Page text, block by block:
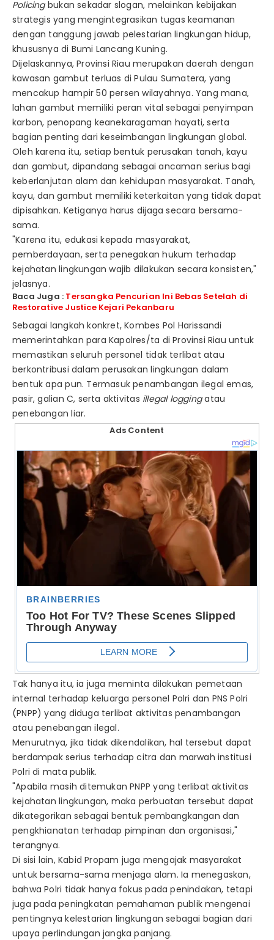
Policingbukan sekadar slogan, melainkan kebijakan
strategis yang mengintegrasikan tugas keamanan
dengan tanggung jawab pelestarian lingkungan hidup,
khususnya di Bumi Lancang Kuning.
Dijelaskannya, Provinsi Riau merupakan daerah dengan
kawasan gambut terluas di Pulau Sumatera, yang
mencakup hampir 50 persen wilayahnya. Yang mana,
lahan gambut memiliki peran vital sebagai penyimpan
karbon, penopang keanekaragaman hayati, serta
bagian penting dari keseimbangan lingkungan global.
Oleh karena itu, setiap bentuk perusakan tanah, kayu
dan gambut, dipandang sebagai ancaman serius bagi
keberlanjutan alam dan kehidupan masyarakat. Tanah,
kayu, dan gambut memiliki keterkaitan yang tidak dapat
dipisahkan. Ketiganya harus dijaga secara bersama-
sama.
"Karena itu, edukasi kepada masyarakat,
pemberdayaan, serta penegakan hukum terhadap
kejahatan lingkungan wajib dilakukan secara konsisten,"
jelasnya.
Baca Juga : Tersangka Pencurian Ini Bebas Setelah di
Restorative Justice Kejari Pekanbaru
Sebagai langkah konkret, Kombes Pol Harissandi
memerintahkan para Kapolres/ta di Provinsi Riau untuk
memastikan seluruh personel tidak terlibat atau
berkontribusi dalam perusakan lingkungan dalam
bentuk apa pun. Termasuk penambangan ilegal emas,
pasir, galian C, serta aktivitas illegal loggingatau
penebangan liar.
Ads Content
Tak hanya itu, ia juga meminta dilakukan pemetaan
internal terhadap keluarga personel Polri dan PNS Polri
(PNPP) yang diduga terlibat aktivitas penambangan
atau penebangan ilegal.
Menurutnya, jika tidak dikendalikan, hal tersebut dapat
berdampak serius terhadap citra dan marwah institusi
Polri di mata publik.
"Apabila masih ditemukan PNPP yang terlibat aktivitas
kejahatan lingkungan, maka perbuatan tersebut dapat
dikategorikan sebagai bentuk pembangkangan dan
pengkhianatan terhadap pimpinan dan organisasi,"
terangnya.
Di sisi lain, Kabid Propam juga mengajak masyarakat
untuk bersama-sama menjaga alam. Ia menegaskan,
bahwa Polri tidak hanya fokus pada penindakan, tetapi
juga pada peningkatan pemahaman publik mengenai
pentingnya kelestarian lingkungan sebagai bagian dari
upaya perlindungan jangka panjang.